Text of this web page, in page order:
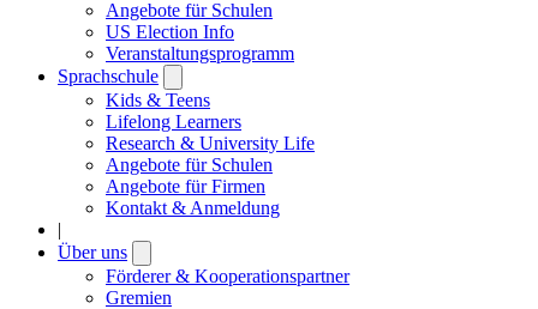
Angebote für Schulen
US Election Info
Veranstaltungsprogramm
Sprachschule
submenu
Kids & Teens
Lifelong Learners
Research & University Life
Angebote für Schulen
Angebote für Firmen
Kontakt & Anmeldung
|
Über uns
submenu
Förderer & Kooperationspartner
Gremien